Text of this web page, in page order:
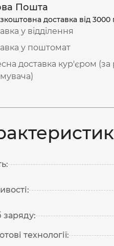
Пошта
доставка від 3000
у відділення
у поштомат
доставка кур'єром (за
заряду:
технології: